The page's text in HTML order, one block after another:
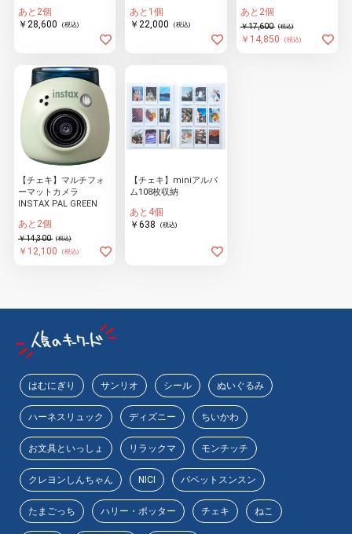
あと2個
￥28,600
(税込)
あと1個
￥22,000
(税込)
あと2個
￥17,600 (税込)
￥14,850 (税込)
【チェキ】マルチフォ
ーマットカメラ
INSTAX PAL GREEN
あと2個
￥14,300 (税込)
￥12,100 (税込)
【チェキ】miniアルバ
ム108枚収納
あと4個
￥638
(税込)
はむにぎり サンリオ シール ぬいぐるみ
ハーネスリュック ディズニー ちいかわ
お文具といっしょ リラックマ モンチッチ
クレヨンしんちゃん NICI パペットスンスン
たまごっち ハリー・ポッター チェキ ねこ